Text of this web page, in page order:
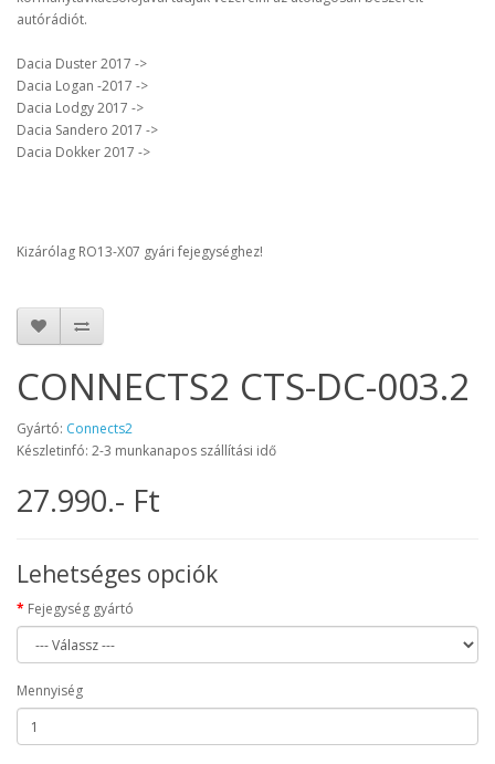
autórádiót.
Dacia Duster 2017 ->
Dacia Logan -2017 ->
Dacia Lodgy 2017 ->
Dacia Sandero 2017 ->
Dacia Dokker 2017 ->
Kizárólag RO13-X07 gyári fejegységhez!
CONNECTS2 CTS-DC-003.2
Gyártó: Connects2
Készletinfó: 2-3 munkanapos szállítási idő
27.990.- Ft
Lehetséges opciók
Fejegység gyártó
Mennyiség